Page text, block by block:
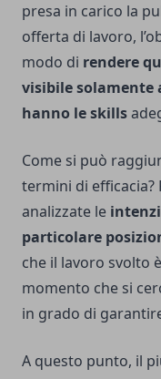
presa in carico la
offerta di lavoro,
modo di rendere
visibile solamente
hanno le skills
Come si può
termini di
analizzate le
particolare
che il lavoro svolto
momento che si
in grado di
A questo punto, il